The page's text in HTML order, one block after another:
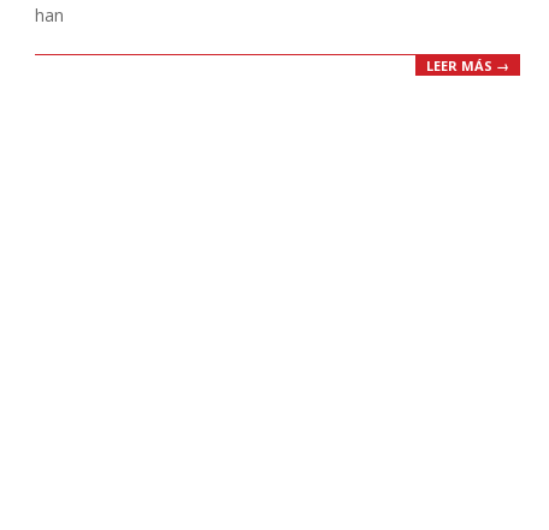
han
LEER MÁS →